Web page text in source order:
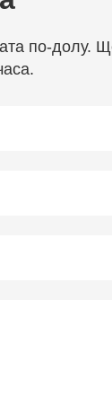
по-долу.